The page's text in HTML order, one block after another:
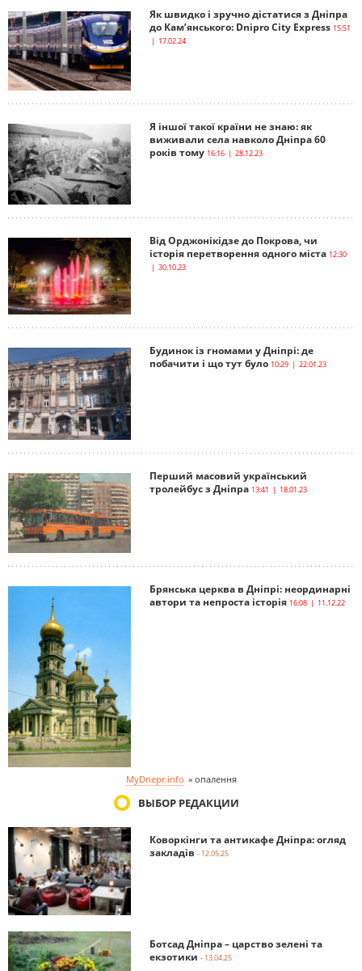
Як швидко і зручно дістатися з Дніпра
до Кам’янського: Dnipro City Express 15:51
| 17.02.24
Я іншої такої країни не знаю: як
виживали села навколо Дніпра 60
років тому 16:16 | 28.12.23
Від Орджонікідзе до Покрова, чи
історія перетворення одного міста 12:30
| 30.10.23
Будинок із гномами у Дніпрі: де
побачити і що тут було 10:29 | 22.01.23
Перший масовий український
тролейбус з Дніпра 13:41 | 18.01.23
Брянська церква в Дніпрі: неординарні
автори та непроста історія 16:08 | 11.12.22
MyDnepr.info » опалення
ВЫБОР РЕДАКЦИИ
Коворкінги та антикафе Дніпра: огляд
закладів - 12.05.25
Ботсад Дніпра – царство зелені та
екзотики - 13.04.25